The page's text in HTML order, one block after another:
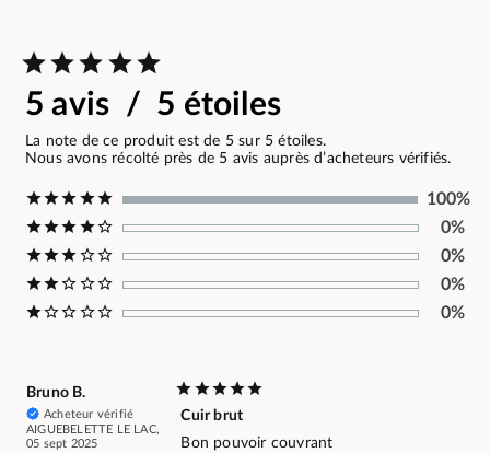
5 avis / 5 étoiles
La note de ce produit est de 5 sur 5 étoiles.
Nous avons récolté près de 5 avis auprès d’acheteurs vérifiés.
100%
0%
0%
0%
0%
Bruno B.
Acheteur vérifié
AIGUEBELETTE LE LAC,
05 sept 2025
Cuir brut
Bon pouvoir couvrant